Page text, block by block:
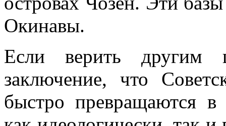
Окинавы.
Если верить другим
заключение, что
быстро превращаются